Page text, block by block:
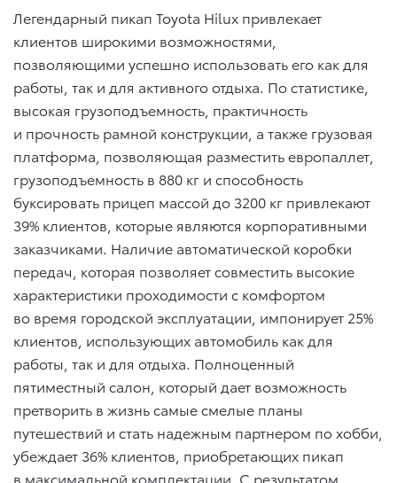
Легендарный пикап Toyota Hilux привлекает
клиентов широкими возможностями,
позволяющими успешно использовать его как для
работы, так и для активного отдыха. По статистике,
высокая грузоподъемность, практичность
и прочность рамной конструкции, а также грузовая
платформа, позволяющая разместить европаллет,
грузоподъемность в 880 кг и способность
буксировать прицеп массой до 3200 кг привлекают
39% клиентов, которые являются корпоративными
заказчиками. Наличие автоматической коробки
передач, которая позволяет совместить высокие
характеристики проходимости с комфортом
во время городской эксплуатации, импонирует 25%
клиентов, использующих автомобиль как для
работы, так и для отдыха. Полноценный
пятиместный салон, который дает возможность
претворить в жизнь самые смелые планы
путешествий и стать надежным партнером по хобби,
убеждает 36% клиентов, приобретающих пикап
в максимальной комплектации. С результатом